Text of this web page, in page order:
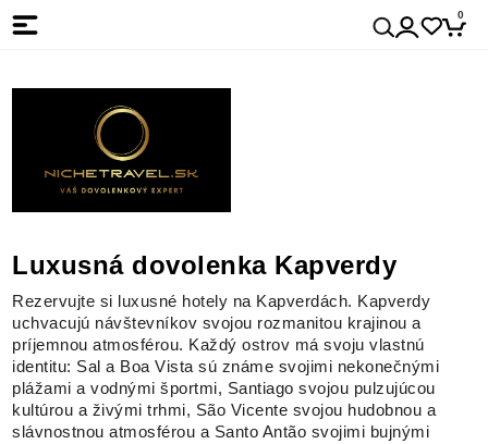
0
Luxusná dovolenka Kapverdy
Rezervujte si luxusné hotely na Kapverdách. Kapverdy
uchvacujú návštevníkov svojou rozmanitou krajinou a
príjemnou atmosférou. Každý ostrov má svoju vlastnú
identitu: Sal a Boa Vista sú známe svojimi nekonečnými
plážami a vodnými športmi, Santiago svojou pulzujúcou
kultúrou a živými trhmi, São Vicente svojou hudobnou a
slávnostnou atmosférou a Santo Antão svojimi bujnými